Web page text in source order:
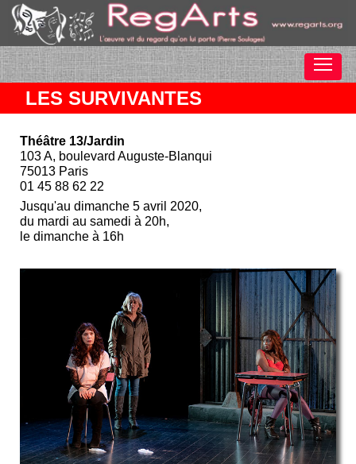
LES SURVIVANTES
Théâtre 13/Jardin
103 A, boulevard Auguste-Blanqui
75013 Paris
01 45 88 62 22
Jusqu'au dimanche 5 avril 2020,
du mardi au samedi à 20h,
le dimanche à 16h